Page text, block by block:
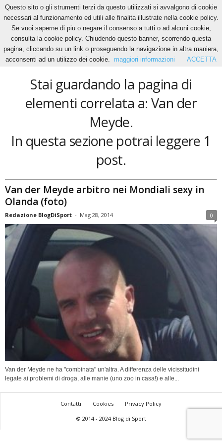
Home Tags Van der Meyde
Van der Meyde
Stai guardando la pagina di
elementi correlata a: Van der
Meyde.
In questa sezione potrai leggere 1
post.
Van der Meyde arbitro nei Mondiali sexy in
Olanda (foto)
Redazione BlogDiSport - Mag 28, 2014 0
Van der Meyde ne ha "combinata" un'altra. A differenza delle vicissitudini
legate ai problemi di droga, alle manie (uno zoo in casa!) e alle...
Contatti Cookies
Privacy Policy
© 2014 - 2024 Blog di Sport
Questo sito o gli strumenti terzi da questo utilizzati si avvalgono di cookie
necessari al funzionamento ed utili alle finalita illustrate nella cookie policy.
Se vuoi saperne di piu o negare il consenso a tutti o ad alcuni cookie,
consulta la cookie policy. Chiudendo questo banner, scorrendo questa
pagina, cliccando su un link o proseguendo la navigazione in altra maniera,
acconsenti ad un utilizzo dei cookie.
maggiori informazioni ACCETTA